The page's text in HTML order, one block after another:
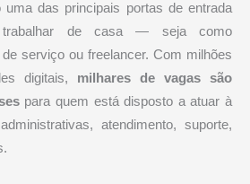
uma das principais portas de entrada
trabalhar de casa — seja como
serviço ou freelancer. Com milhões
digitais, milhares de vagas são
para quem está disposto a atuar à
atendimento, suporte,